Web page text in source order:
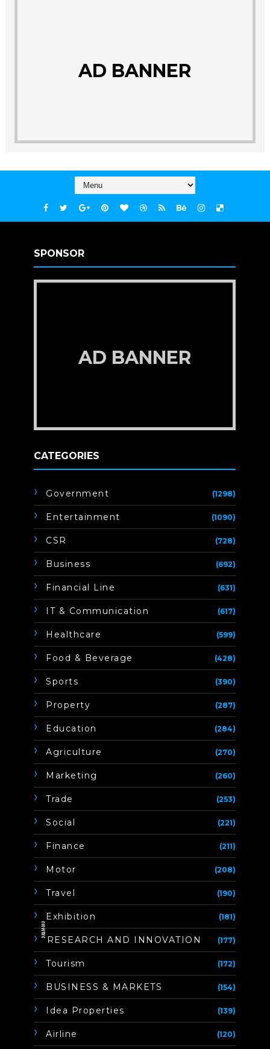
AD BANNER
SPONSOR
AD BANNER
CATEGORIES
Government (1298)
Entertainment (1090)
CSR (728)
Business (692)
Financial Line (631)
IT & Communication (617)
Healthcare (599)
Food & Beverage (428)
Sports (390)
Property (287)
Education (284)
Agriculture (270)
Marketing (260)
Trade (253)
Social (221)
Finance (211)
Motor (208)
Travel (190)
Exhibition (181)
ิิีิิิิิRESEARCH AND INNOVATION (177)
Tourism (172)
BUSINESS & MARKETS (154)
Idea Properties (139)
Airline (120)